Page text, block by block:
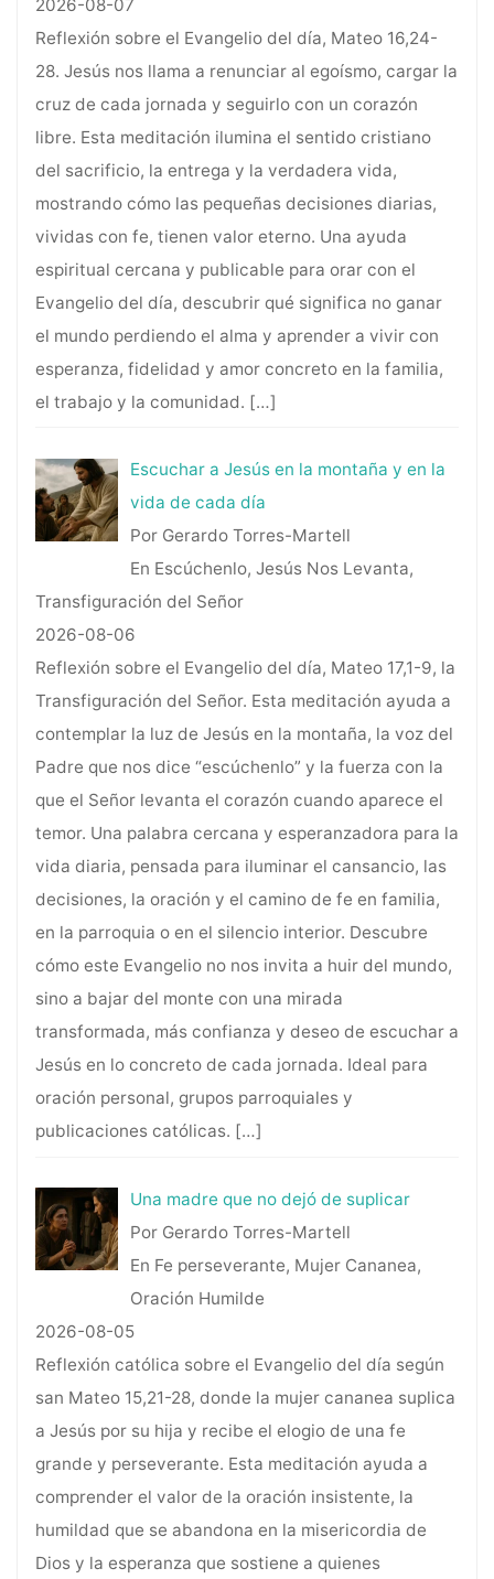
2026-08-07
Reflexión sobre el Evangelio del día, Mateo 16,24-
28. Jesús nos llama a renunciar al egoísmo, cargar la
cruz de cada jornada y seguirlo con un corazón
libre. Esta meditación ilumina el sentido cristiano
del sacrificio, la entrega y la verdadera vida,
mostrando cómo las pequeñas decisiones diarias,
vividas con fe, tienen valor eterno. Una ayuda
espiritual cercana y publicable para orar con el
Evangelio del día, descubrir qué significa no ganar
el mundo perdiendo el alma y aprender a vivir con
esperanza, fidelidad y amor concreto en la familia,
el trabajo y la comunidad. […]
Escuchar a Jesús en la montaña y en la
vida de cada día
Por Gerardo Torres-Martell
En Escúchenlo, Jesús Nos Levanta,
Transfiguración del Señor
2026-08-06
Reflexión sobre el Evangelio del día, Mateo 17,1-9, la
Transfiguración del Señor. Esta meditación ayuda a
contemplar la luz de Jesús en la montaña, la voz del
Padre que nos dice “escúchenlo” y la fuerza con la
que el Señor levanta el corazón cuando aparece el
temor. Una palabra cercana y esperanzadora para la
vida diaria, pensada para iluminar el cansancio, las
decisiones, la oración y el camino de fe en familia,
en la parroquia o en el silencio interior. Descubre
cómo este Evangelio no nos invita a huir del mundo,
sino a bajar del monte con una mirada
transformada, más confianza y deseo de escuchar a
Jesús en lo concreto de cada jornada. Ideal para
oración personal, grupos parroquiales y
publicaciones católicas. […]
Una madre que no dejó de suplicar
Por Gerardo Torres-Martell
En Fe perseverante, Mujer Cananea,
Oración Humilde
2026-08-05
Reflexión católica sobre el Evangelio del día según
san Mateo 15,21-28, donde la mujer cananea suplica
a Jesús por su hija y recibe el elogio de una fe
grande y perseverante. Esta meditación ayuda a
comprender el valor de la oración insistente, la
humildad que se abandona en la misericordia de
Dios y la esperanza que sostiene a quienes